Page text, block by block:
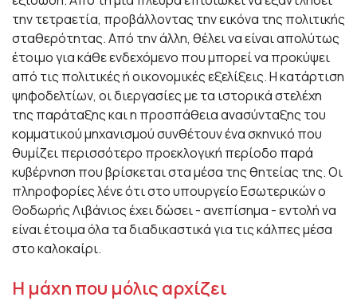
την τετραετία, προβάλλοντας την εικόνα της πολιτικής
σταθερότητας. Από την άλλη, θέλει να είναι απολύτως
έτοιμο για κάθε ενδεχόμενο που μπορεί να προκύψει
από τις πολιτικές ή οικονομικές εξελίξεις. Η κατάρτιση
ψηφοδελτίων, οι διεργασίες με τα ιστορικά στελέχη
της παράταξης και η προσπάθεια ανασύνταξης του
κομματικού μηχανισμού συνθέτουν ένα σκηνικό που
θυμίζει περισσότερο προεκλογική περίοδο παρά
κυβέρνηση που βρίσκεται στα μέσα της θητείας της. Οι
πληροφορίες λένε ότι στο υπουργείο Εσωτερικών ο
Θοδωρής Λιβάνιος έχει δώσει - ανεπίσημα - εντολή να
είναι έτοιμα όλα τα διαδικαστικά για τις κάλπες μέσα
στο καλοκαίρι.
Η μάχη που μόλις αρχίζει